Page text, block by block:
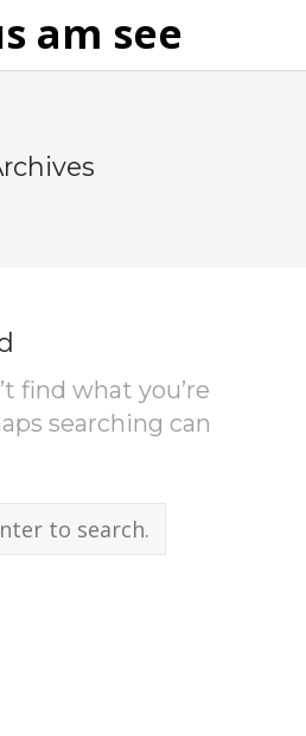
am see
find what you’re
searching can